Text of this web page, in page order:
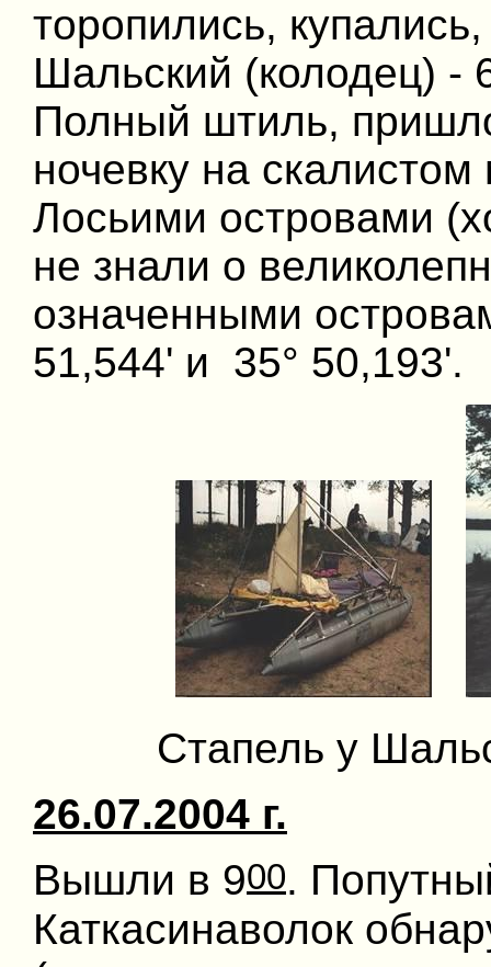
торопились,
Шальский (колодец) -
Полный штиль,
ночевку на
Лосьими островами
не знали о
означенными
51,544' и 35° 50,193'.
Стапель у
26.07.2004 г.
Вышли в 900.
Каткасинаволок